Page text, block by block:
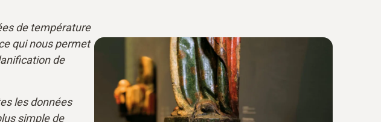
de température
qui nous permet
de
les données
simple de